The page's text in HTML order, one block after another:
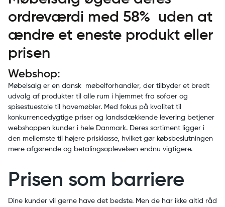
ordreværdi med 58% uden at
ændre et eneste produkt eller
prisen
Webshop:
Møbelsalg er en dansk møbelforhandler, der tilbyder et bredt
udvalg af produkter til alle rum i hjemmet fra sofaer og
spisestuestole til havemøbler. Med fokus på kvalitet til
konkurrencedygtige priser og landsdækkende levering betjener
webshoppen kunder i hele Danmark. Deres sortiment ligger i
den mellemste til højere prisklasse, hvilket gør købsbeslutningen
mere afgørende og betalingsoplevelsen endnu vigtigere.
Prisen som barriere
Dine kunder vil gerne have det bedste. Men de har ikke altid råd